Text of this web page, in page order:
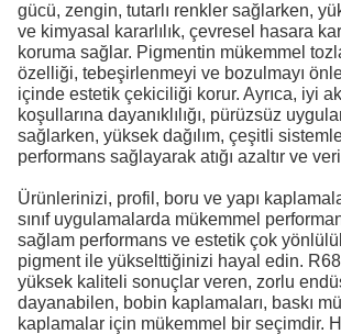
gücü, zengin, tutarlı renkler sağlarken,
ve kimyasal kararlılık, çevresel hasara
koruma sağlar. Pigmentin mükemmel
özelliği, tebeşirlenmeyi ve bozulmayı
içinde estetik çekiciliği korur. Ayrıca, iyi
koşullarına dayanıklılığı, pürüzsüz
sağlarken, yüksek dağılım, çeşitli
performans sağlayarak atığı azaltır ve
Ürünlerinizi, profil, boru ve yapı
sınıf uygulamalarda mükemmel
sağlam performans ve estetik çok
pigment ile yükselttiğinizi hayal edin.
yüksek kaliteli sonuçlar veren, zorlu
dayanabilen, bobin kaplamaları, baskı
kaplamalar için mükemmel bir seçimdir.